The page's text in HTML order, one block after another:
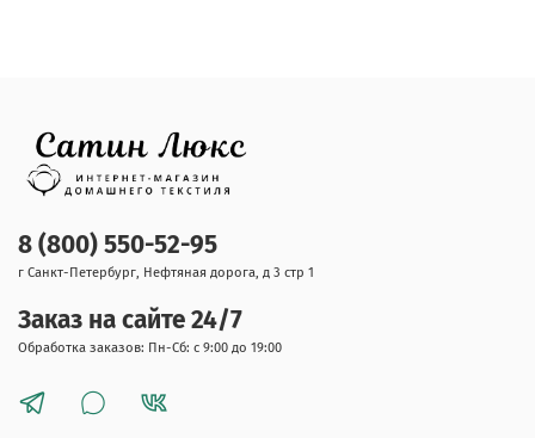
8 (800) 550-52-95
г Санкт-Петербург, Нефтяная дорога, д 3 стр 1
Заказ на сайте 24/7
Обработка заказов: Пн-Сб: с 9:00 до 19:00